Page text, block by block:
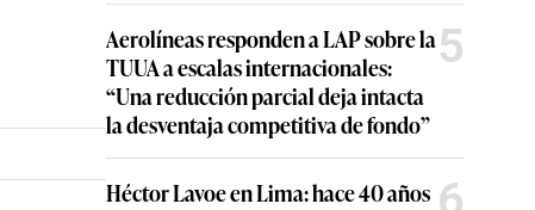
Aerolíneas responden a LAP sobre la
TUUA a escalas internacionales:
“Una reducción parcial deja intacta
la desventaja competitiva de fondo”
5
Héctor Lavoe en Lima: hace 40 años